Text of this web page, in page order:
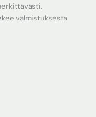
valmistuksesta